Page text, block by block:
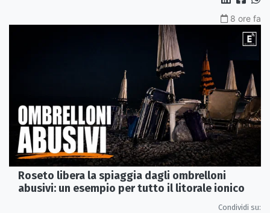
8 ore fa
Roseto libera la spiaggia dagli ombrelloni
abusivi: un esempio per tutto il litorale ionico
Condividi su: